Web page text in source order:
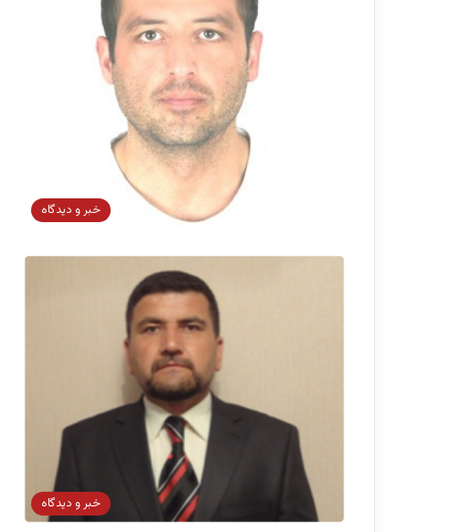
خبر و دیدگاه
خبر و دیدگاه